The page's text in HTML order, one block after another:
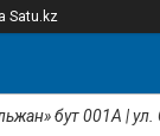
Satu.kz
бут 001А |